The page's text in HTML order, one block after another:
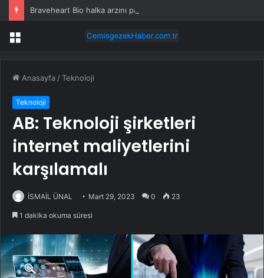
Menü
Anasayfa /Teknoloji
Teknoloji
AB: Teknoloji şirketleri
internet maliyetlerini
karşılamalı
İSMAİL ÜNAL Mart 29, 2023 0 23
1 dakika okuma süresi